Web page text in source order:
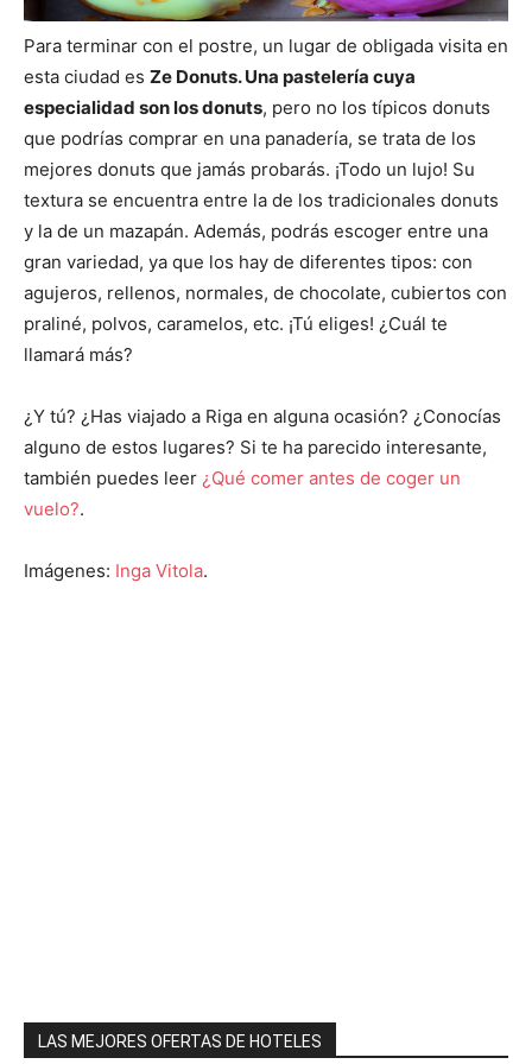
Para terminar con el postre, un lugar de obligada visita en
esta ciudad es Ze Donuts. Una pastelería cuya
especialidad son los donuts, pero no los típicos donuts
que podrías comprar en una panadería, se trata de los
mejores donuts que jamás probarás. ¡Todo un lujo! Su
textura se encuentra entre la de los tradicionales donuts
y la de un mazapán. Además, podrás escoger entre una
gran variedad, ya que los hay de diferentes tipos: con
agujeros, rellenos, normales, de chocolate, cubiertos con
praliné, polvos, caramelos, etc. ¡Tú eliges! ¿Cuál te
llamará más?
¿Y tú? ¿Has viajado a Riga en alguna ocasión? ¿Conocías
alguno de estos lugares? Si te ha parecido interesante,
también puedes leer ¿Qué comer antes de coger un
vuelo?.
Imágenes: Inga Vitola.
LAS MEJORES OFERTAS DE HOTELES